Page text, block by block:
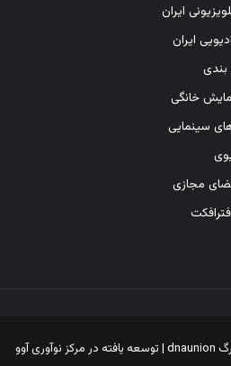
ایران
ایران
خانگی
سینمایی
مجازی
dnaunion | توسعه یافته در مرکز نوآوری آوو